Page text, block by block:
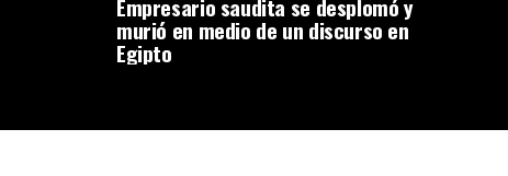
Empresario saudita se desplomó y
murió en medio de un discurso en
Egipto